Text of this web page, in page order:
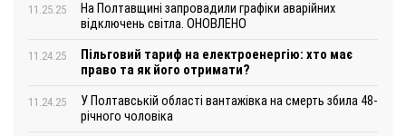
11.25.25
На Полтавщині запровадили графіки аварійних
відключень світла. ОНОВЛЕНО
11.24.25
Пільговий тариф на електроенергію: хто має
право та як його отримати?
11.24.25
У Полтавській області вантажівка на смерть збила 48-
річного чоловіка